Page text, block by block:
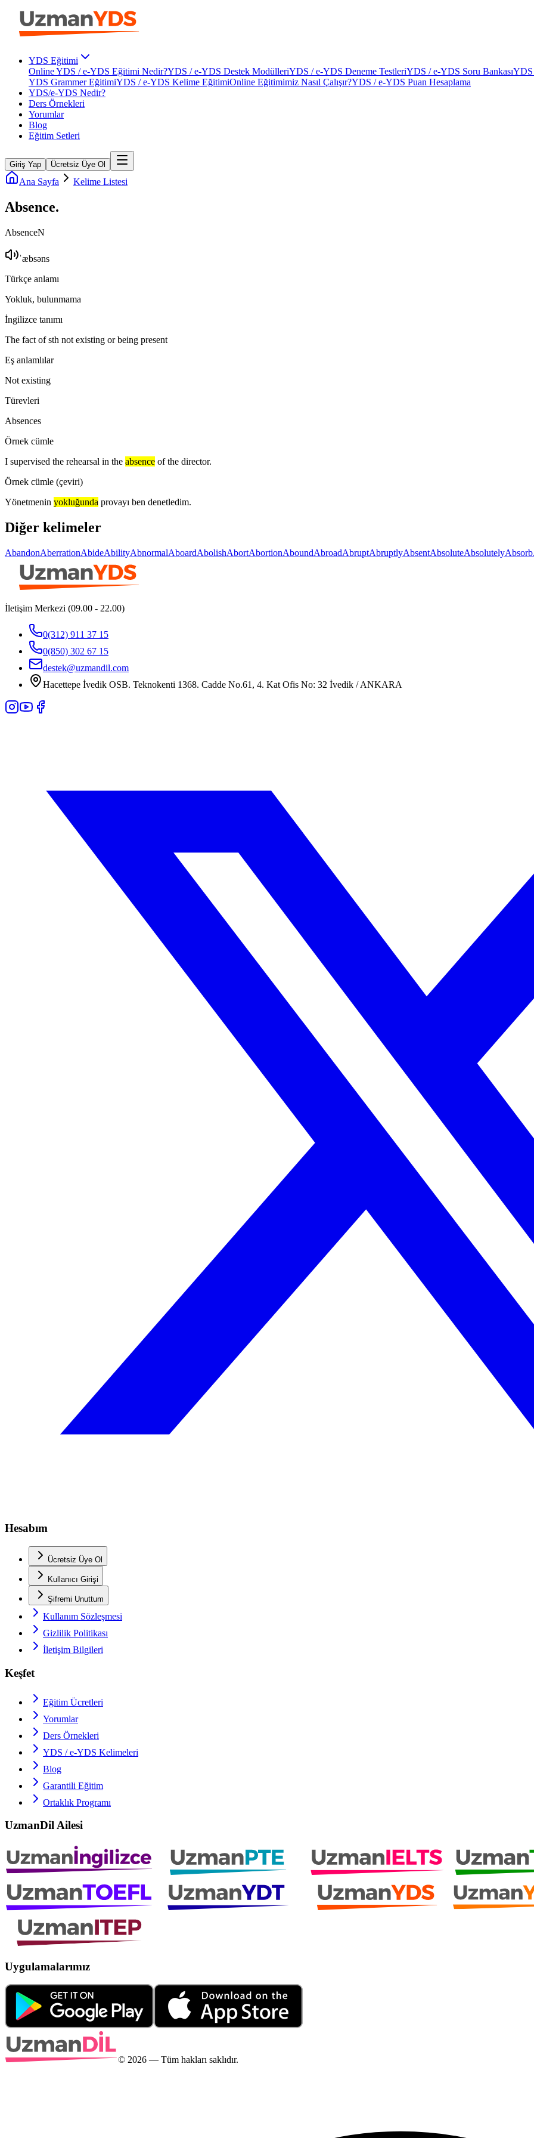
YDS Eğitimi
Online YDS / e-YDS Eğitimi Nedir?YDS / e-YDS Destek ModülleriYDS / e-YDS Deneme TestleriYDS / e-YDS Soru BankasıYDS
YDS Grammer EğitimiYDS / e-YDS Kelime EğitimiOnline Eğitimimiz Nasıl Çalışır?YDS / e-YDS Puan Hesaplama
YDS/e-YDS Nedir?
Ders Örnekleri
Yorumlar
Blog
Eğitim Setleri
Giriş Yap Ücretsiz Üye Ol
Ana Sayfa Kelime Listesi
Absence.
AbsenceN
ˈæbsəns
Türkçe anlamı
Yokluk, bulunmama
İngilizce tanımı
The fact of sth not existing or being present
Eş anlamlılar
Not existing
Türevleri
Absences
Örnek cümle
I supervised the rehearsal in the absence of the director.
Örnek cümle (çeviri)
Yönetmenin yokluğunda provayı ben denetledim.
Diğer kelimeler
AbandonAberrationAbideAbilityAbnormalAboardAbolishAbortAbortionAboundAbroadAbruptAbruptlyAbsentAbsoluteAbsolutelyAbsorb
İletişim Merkezi (09.00 - 22.00)
0(312) 911 37 15
0(850) 302 67 15
destek@uzmandil.com
Hacettepe İvedik OSB. Teknokenti 1368. Cadde No.61, 4. Kat Ofis No: 32 İvedik / ANKARA
Hesabım
Ücretsiz Üye Ol
Kullanıcı Girişi
Şifremi Unuttum
Kullanım Sözleşmesi
Gizlilik Politikası
İletişim Bilgileri
Keşfet
Eğitim Ücretleri
Yorumlar
Ders Örnekleri
YDS / e-YDS Kelimeleri
Blog
Garantili Eğitim
Ortaklık Programı
UzmanDil Ailesi
Uygulamalarımız
© 2026 — Tüm hakları saklıdır.